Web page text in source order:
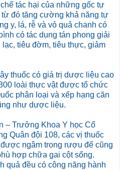
tác hại của những gốc tự
đó tăng cường khả năng tự
y, lá, rễ và vỏ quả chanh có
có tác dụng tán phong giải
tiêu đờm, tiêu thực, giảm
thuốc có giá trị dược liệu cao
loài thực vật được tổ chức
phân loại và xếp hạng căn
như dược liệu.
– Trưởng Khoa Y học Cổ
Quân đội 108, các vị thuốc
ngâm trong rượu đế cũng
hợp chữa gai cột sống.
quả đều có công năng hành